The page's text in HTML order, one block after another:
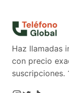
Haz llamadas
con precio
suscripciones.